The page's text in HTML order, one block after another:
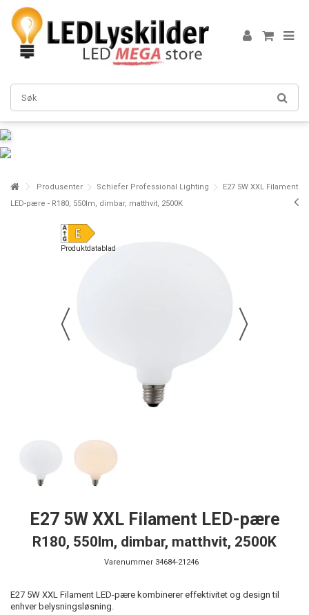
Produsenter Schiefer Professional Lighting
E27 5W XXL Filament
LED-pære - R180, 550lm, dimbar, matthvit, 2500K
Produktdatablad
E27 5W XXL Filament LED-pære
R180, 550lm, dimbar, matthvit, 2500K
Varenummer 34684-21246
E27 5W XXL Filament LED-pære kombinerer effektivitet og design til
enhver belysningsløsning.